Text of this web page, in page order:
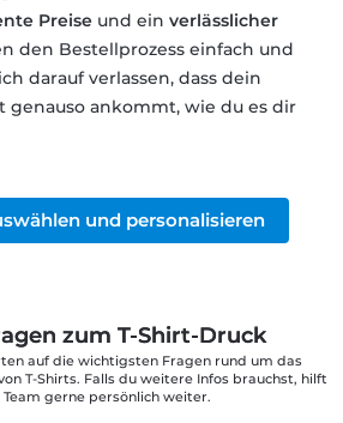
Preise und ein verlässlicher
den Bestellprozess einfach und
darauf verlassen, dass dein
genauso ankommt, wie du es dir
und personalisieren
zum T-Shirt-Druck
auf die wichtigsten Fragen rund um das
T-Shirts. Falls du weitere Infos brauchst, hilft
gerne persönlich weiter.